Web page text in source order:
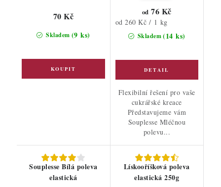
Skladem (9 ks)
70 Kč
Skladem(14 ks)
od 76 Kč
Měrná
cena:
od 260 Kč / 1 kg
Flexibilní řešení pro vaše
cukrářské kreace
Představujeme vám
Souplesse Mléčnou
polevu...
Souplesse Bílá poleva
elastická
Lískooříšková poleva
elastická 250g